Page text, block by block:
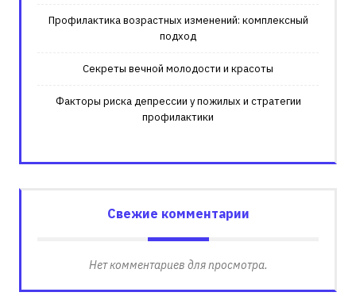
Профилактика возрастных изменений: комплексный
подход
Секреты вечной молодости и красоты
Факторы риска депрессии у пожилых и стратегии
профилактики
Свежие комментарии
Нет комментариев для просмотра.